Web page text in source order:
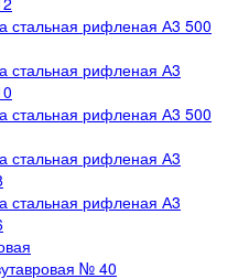
стальная рифленая А3 500
стальная рифленая А3
стальная рифленая А3 500
стальная рифленая А3
стальная рифленая А3
№ 40